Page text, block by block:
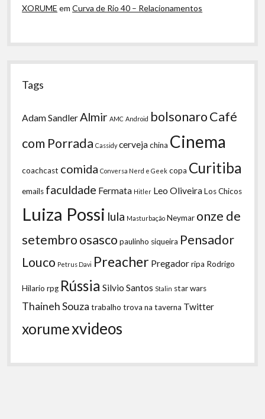
XORUME emCurva de Rio 40 – Relacionamentos
Tags
Adam Sandler Almir AMC Android bolsonaroCafé
com Porrada Cassidy cervejachina Cinema
coachcast comida Conversa Nerd e Geek copa Curitiba
emails faculdade Fermata Hitler Leo OliveiraLos Chicos
Luiza Possi lula Masturbação Neymar onze de
setembroosasco paulinho siqueira Pensador
Louco Petrus Davi Preacher Pregadorripa Rodrigo
Hilario rpg Rússia Silvio Santos Stalin star wars
Thaineh Souza trabalho trova na taverna Twitter
xorumexvideos